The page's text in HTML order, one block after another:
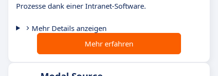
Prozesse dank einer Intranet-Software.
Mehr Details anzeigen
Mehr erfahren